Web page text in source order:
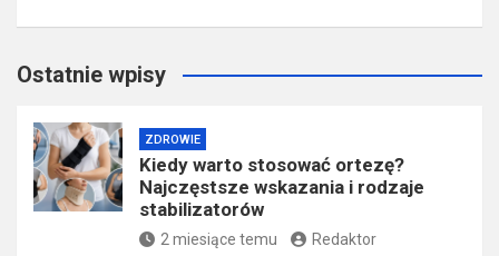
Ostatnie wpisy
ZDROWIE
Kiedy warto stosować ortezę?
Najczęstsze wskazania i rodzaje
stabilizatorów
2 miesiące temu Redaktor